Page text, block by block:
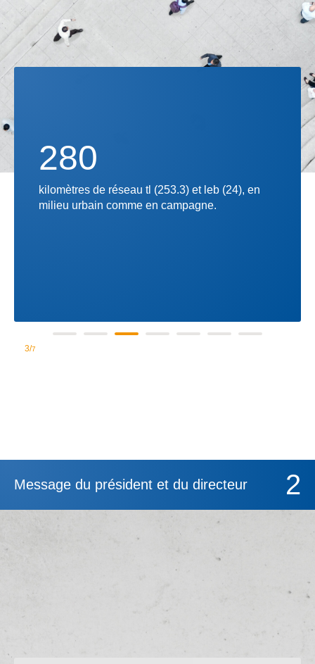
280
kilomètres de réseau tl (253.3) et leb (24), en
milieu urbain comme en campagne.
3/7
Message du président et du directeur 2